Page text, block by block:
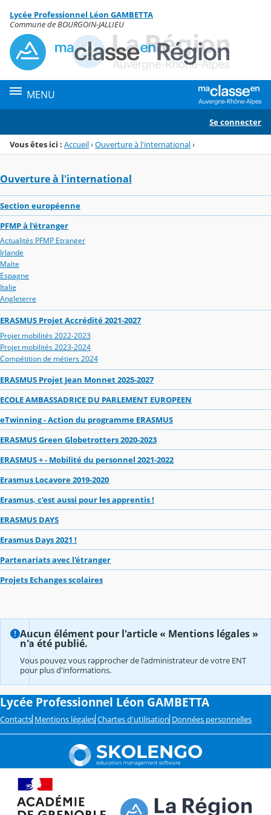
Menu de la rubrique
Contenu
Lycée Professionnel Léon GAMBETTA
Commune de BOURGOIN-JALLIEU
MENU
Se connecter
Vous êtes ici : Accueil›Ouverture à l'international›
Ouverture à l'international
Section européenne
PFMP à l'étranger
Actualités PFMP Etranger
Irlande
Malte
Espagne
Italie
Angleterre
ERASMUS Projet Accrédité 2021-2027
Projet mobilités 2022-2023
Projet mobilités 2023-2024
Compétition de métiers 2024
ERASMUS Projet Jean Monnet 2025-2027
ECOLE AMBASSADRICE DU PARLEMENT EUROPEEN
eTwinning - Action du programme ERASMUS
ERASMUS Green Globetrotters 2020-2023
ERASMUS + - Mobilité du personnel 2021-2022
Erasmus Locavore 2019-2020
Erasmus, c'est aussi pour les apprentis !
ERASMUS DAYS
Erasmus Days 2021 !
Partenariats avec l'étranger
Projets Echanges scolaires
Aucun élément pour l'article « Mentions légales »
n'a été publié.
Vous pouvez vous rapprocher de l'administrateur de votre ENT
pour plus d'informations.
Lycée Professionnel Léon GAMBETTA
Contacts Mentions légales Chartes d'utilisation Données personnelles